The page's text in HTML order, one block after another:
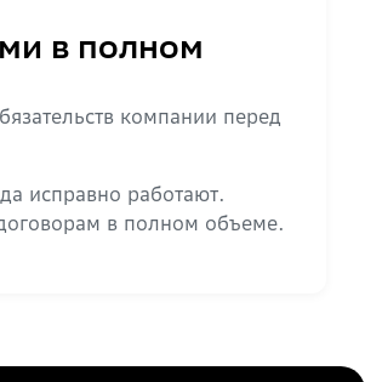
в полном
компании перед
исправно работают.
в полном объеме.